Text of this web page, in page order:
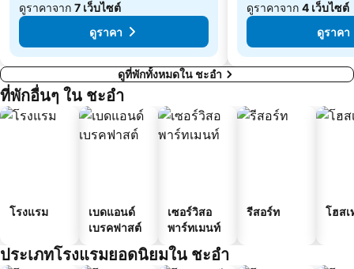
ดูราคาจาก 7 เว็บไซต์
ดูราคา
ดูราคาจาก 4 เว็บไซต์
ดูราคา
ดูที่พักทั้งหมดใน ชะอำ
ที่พักอื่นๆ ใน ชะอำ
โรงแรม
เบดแอนด์
เบรคฟาสต์
เซอร์วิสอ
พาร์ทเมนท์
รีสอร์ท โฮสเ
ประเภทโรงแรมยอดนิยมใน ชะอำ